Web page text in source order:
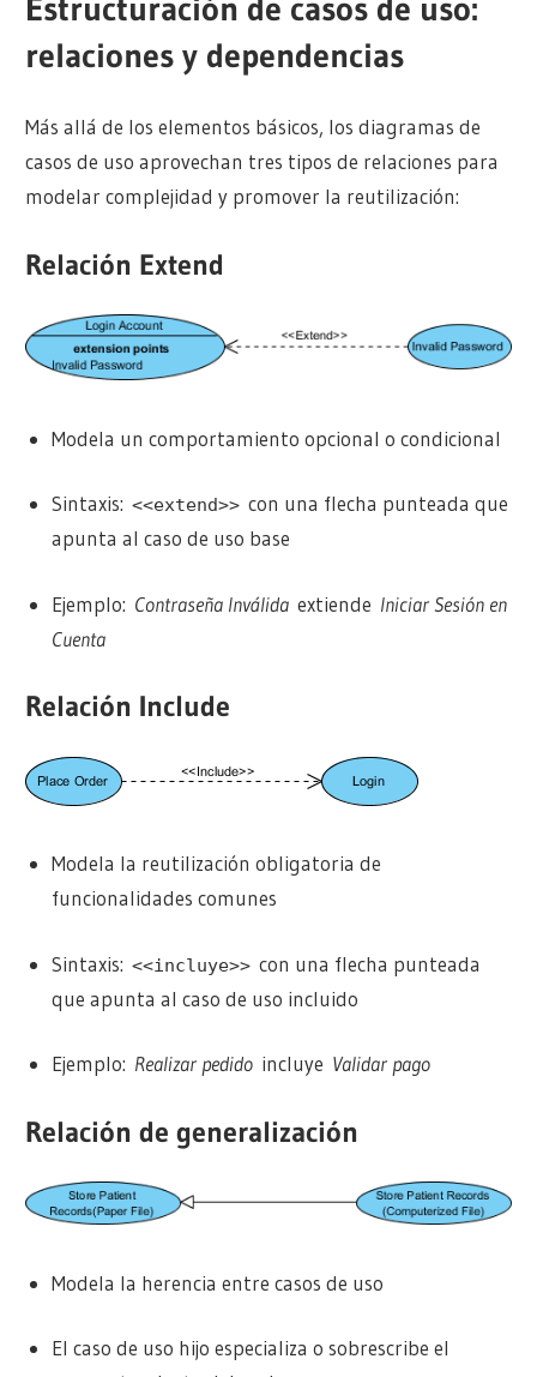
relaciones y dependencias
Más allá de los elementos básicos, los diagramas de
casos de uso aprovechan tres tipos de relaciones para
modelar complejidad y promover la reutilización:
Relación Extend
Modela un comportamiento opcional o condicional
Sintaxis: <<extend>>con una flecha punteada que
apunta al caso de uso base
Ejemplo: Contraseña Inválidaextiende Iniciar Sesión en
Cuenta
Relación Include
Modela la reutilización obligatoria de
funcionalidades comunes
Sintaxis: <<incluye>>con una flecha punteada
que apunta al caso de uso incluido
Ejemplo: Realizar pedidoincluye Validar pago
Relación de generalización
Modela la herencia entre casos de uso
El caso de uso hijo especializa o sobrescribe el